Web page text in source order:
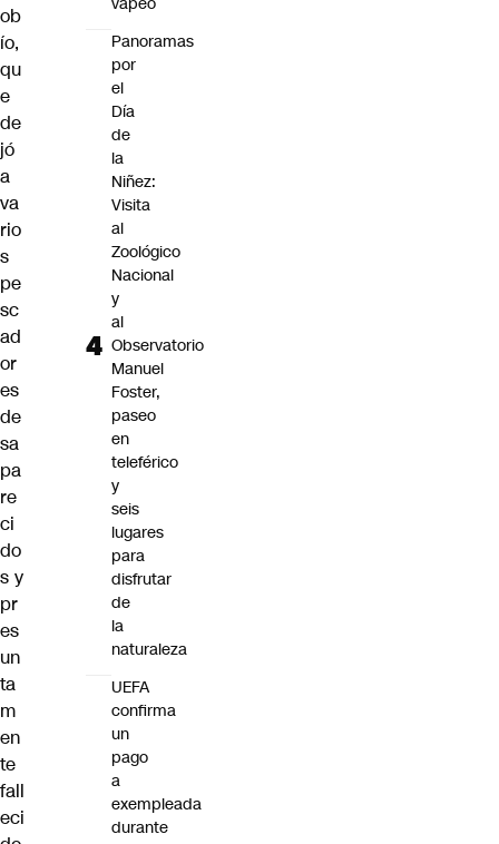
ob
ío,
qu
e
de
jó
a
va
rio
s
pe
sc
ad
or
es
de
sa
pa
re
ci
do
s y
pr
es
un
ta
m
en
te
fall
eci
Panoramas
por
el
Día
de
la
Niñez:
Visita
al
Zoológico
Nacional
y
al
Observatorio
Manuel
Foster,
paseo
en
teleférico
y
seis
lugares
para
disfrutar
de
la
naturaleza
UEFA
confirma
un
pago
a
exempleada
durante